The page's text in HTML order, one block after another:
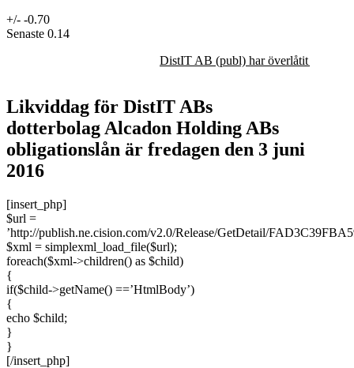
+/- -0.70
Senaste 0.14
DistIT AB (publ) har överlåtit
Likviddag för DistIT ABs
dotterbolag Alcadon Holding ABs
obligationslån är fredagen den 3 juni
2016
[insert_php]
$url =
’http://publish.ne.cision.com/v2.0/Release/GetDetail/
$xml = simplexml_load_file($url);
foreach($xml->children() as $child)
{
if($child->getName() ==’HtmlBody’)
{
echo $child;
}
}
[/insert_php]